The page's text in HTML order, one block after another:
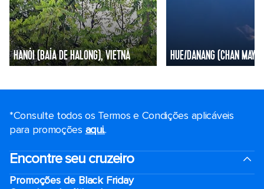
HANÓI (BAÍA DE HALONG), VIETNÃ HUE/DANANG (CHAN MAY),
*Consulte todos os Termos e Condições aplicáveis ​​
para promoções aqui..
Encontre seu cruzeiro
Promoções de Black Friday